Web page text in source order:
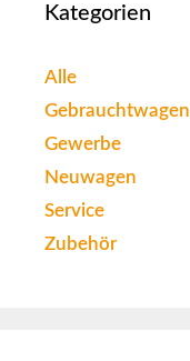
Kategorien
Alle
Gebrauchtwagen
Gewerbe
Neuwagen
Service
Zubehör